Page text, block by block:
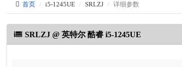
首页 i5-1245UE SRLZJ 详细参数
SRLZJ @ 英特尔 酷睿 i5-1245UE